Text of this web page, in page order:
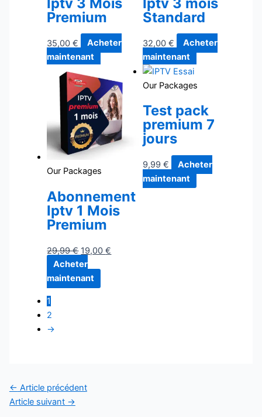
Premium
35,00€
Acheter
maintenant
Standard
32,00 €
Acheter
maintenant
Our Packages
Abonnement
Iptv 1 Mois
Premium
29,99€ 19,00€
Acheter
maintenant
Our Packages
Test pack
premium 7
jours
9,99 €
Acheter
maintenant
1
2
→
← Article précédent
Article suivant →